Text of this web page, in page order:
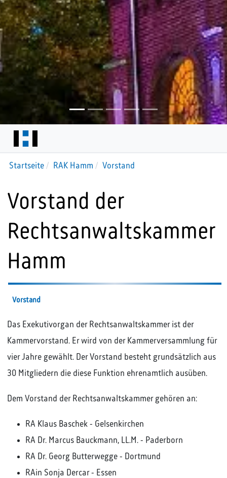
Startseite RAK Hamm Vorstand
Vorstand der
Rechtsanwaltskammer
Hamm
Vorstand
Das Exekutivorgan der Rechtsanwaltskammer ist der
Kammervorstand. Er wird von der Kammerversammlung für
vier Jahre gewählt. Der Vorstand besteht grundsätzlich aus
30 Mitgliedern die diese Funktion ehrenamtlich ausüben.
Dem Vorstand der Rechtsanwaltskammer gehören an:
RA Klaus Baschek - Gelsenkirchen
RA Dr. Marcus Bauckmann, LL.M. - Paderborn
RA Dr. Georg Butterwegge - Dortmund
RAin Sonja Dercar - Essen